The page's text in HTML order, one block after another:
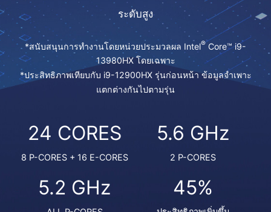
ระดับสูง
*สนับสนุนการทำงานโดยหน่วยประมวลผล Intel®Core™ i9-
13980HX โดยเฉพาะ
*ประสิทธิภาพเทียบกับ i9-12900HX รุ่นก่อนหน้า ข้อมูลจำเพาะ
แตกต่างกันไปตามรุ่น
24 CORES
8 P-CORES + 16 E-CORES
5.6 GHz
2 P-CORES
5.2 GHz 45%